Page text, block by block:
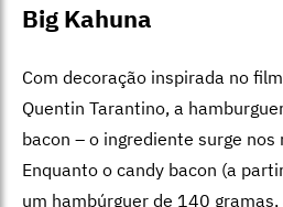
Big Kahuna
Com decoração inspirada no
Quentin Tarantino, a
bacon – o ingrediente surge
Enquanto o candy bacon (a
um hambúrguer de 140